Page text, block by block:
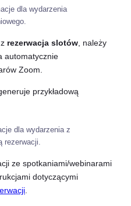
dla wydarzenia
rezerwacja slotów , należy
automatycznie
Zoom.
dla wydarzenia z
rezerwacji.
ze spotkaniami/webinarami
dotyczącymi